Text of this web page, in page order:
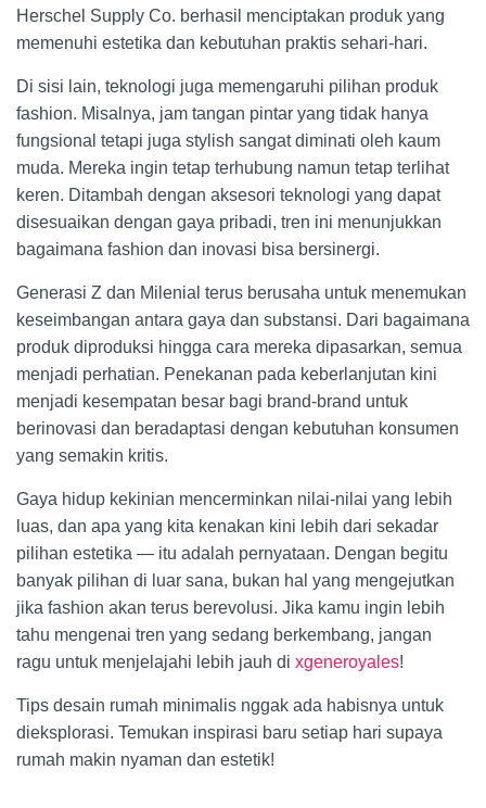
Herschel Supply Co. berhasil menciptakan produk yang
memenuhi estetika dan kebutuhan praktis sehari-hari.
Di sisi lain, teknologi juga memengaruhi pilihan produk
fashion. Misalnya, jam tangan pintar yang tidak hanya
fungsional tetapi juga stylish sangat diminati oleh kaum
muda. Mereka ingin tetap terhubung namun tetap terlihat
keren. Ditambah dengan aksesori teknologi yang dapat
disesuaikan dengan gaya pribadi, tren ini menunjukkan
bagaimana fashion dan inovasi bisa bersinergi.
Generasi Z dan Milenial terus berusaha untuk menemukan
keseimbangan antara gaya dan substansi. Dari bagaimana
produk diproduksi hingga cara mereka dipasarkan, semua
menjadi perhatian. Penekanan pada keberlanjutan kini
menjadi kesempatan besar bagi brand-brand untuk
berinovasi dan beradaptasi dengan kebutuhan konsumen
yang semakin kritis.
Gaya hidup kekinian mencerminkan nilai-nilai yang lebih
luas, dan apa yang kita kenakan kini lebih dari sekadar
pilihan estetika — itu adalah pernyataan. Dengan begitu
banyak pilihan di luar sana, bukan hal yang mengejutkan
jika fashion akan terus berevolusi. Jika kamu ingin lebih
tahu mengenai tren yang sedang berkembang, jangan
ragu untuk menjelajahi lebih jauh di xgeneroyales!
Tips desain rumah minimalis nggak ada habisnya untuk
dieksplorasi. Temukan inspirasi baru setiap hari supaya
rumah makin nyaman dan estetik!